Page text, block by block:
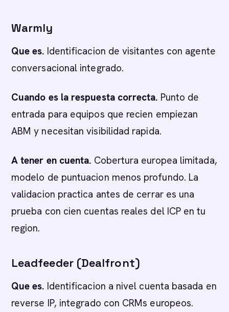
Warmly
Que es. Identificacion de visitantes con agente
conversacional integrado.
Cuando es la respuesta correcta. Punto de
entrada para equipos que recien empiezan
ABM y necesitan visibilidad rapida.
A tener en cuenta. Cobertura europea limitada,
modelo de puntuacion menos profundo. La
validacion practica antes de cerrar es una
prueba con cien cuentas reales del ICP en tu
region.
Leadfeeder (Dealfront)
Que es. Identificacion a nivel cuenta basada en
reverse IP, integrado con CRMs europeos.